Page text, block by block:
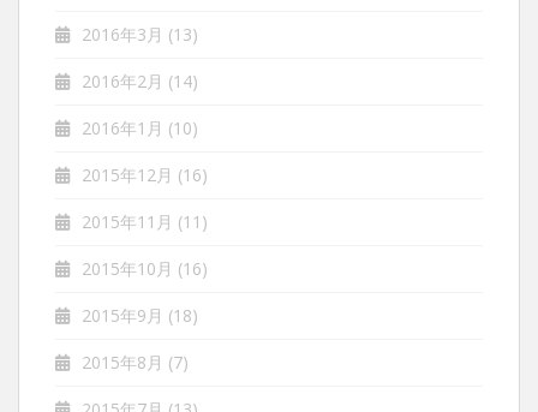
2016年3月 (13)
2016年2月 (14)
2016年1月 (10)
2015年12月 (16)
2015年11月 (11)
2015年10月 (16)
2015年9月 (18)
2015年8月 (7)